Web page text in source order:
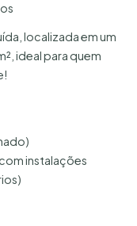
localizada em um
ideal para quem
instalações